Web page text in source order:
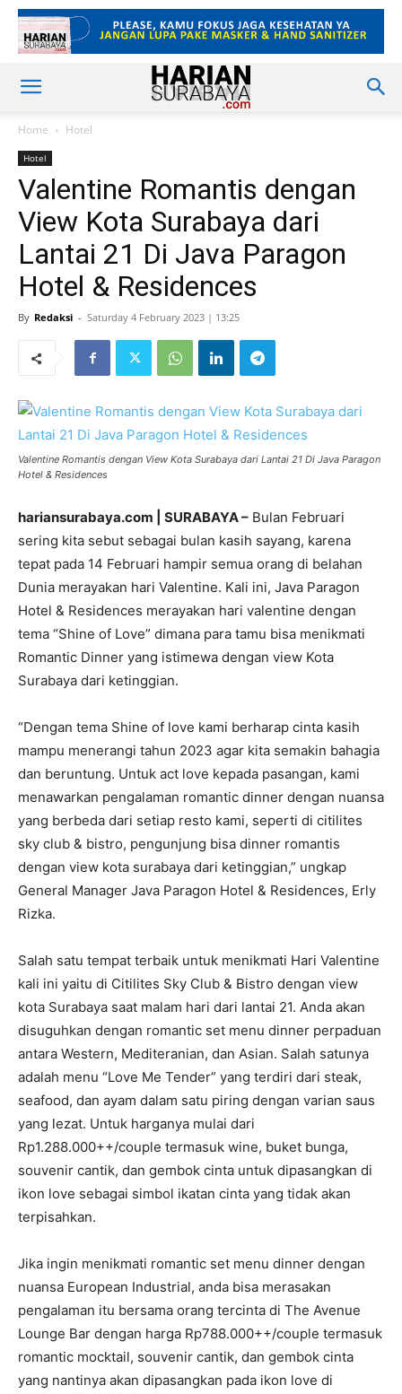
Home Hotel
Hotel
Valentine Romantis dengan
View Kota Surabaya dari
Lantai 21 Di Java Paragon
Hotel & Residences
By Redaksi - Saturday 4 February 2023 | 13:25
Valentine Romantis dengan View Kota Surabaya dari Lantai 21 Di Java Paragon
Hotel & Residences
hariansurabaya.com | SURABAYA – Bulan Februari
sering kita sebut sebagai bulan kasih sayang, karena
tepat pada 14 Februari hampir semua orang di belahan
Dunia merayakan hari Valentine. Kali ini, Java Paragon
Hotel & Residences merayakan hari valentine dengan
tema “Shine of Love” dimana para tamu bisa menikmati
Romantic Dinner yang istimewa dengan view Kota
Surabaya dari ketinggian.
“Dengan tema Shine of love kami berharap cinta kasih
mampu menerangi tahun 2023 agar kita semakin bahagia
dan beruntung. Untuk act love kepada pasangan, kami
menawarkan pengalaman romantic dinner dengan nuansa
yang berbeda dari setiap resto kami, seperti di citilites
sky club & bistro, pengunjung bisa dinner romantis
dengan view kota surabaya dari ketinggian,” ungkap
General Manager Java Paragon Hotel & Residences, Erly
Rizka.
Salah satu tempat terbaik untuk menikmati Hari Valentine
kali ini yaitu di Citilites Sky Club & Bistro dengan view
kota Surabaya saat malam hari dari lantai 21. Anda akan
disuguhkan dengan romantic set menu dinner perpaduan
antara Western, Mediteranian, dan Asian. Salah satunya
adalah menu “Love Me Tender” yang terdiri dari steak,
seafood, dan ayam dalam satu piring dengan varian saus
yang lezat. Untuk harganya mulai dari
Rp1.288.000++/couple termasuk wine, buket bunga,
souvenir cantik, dan gembok cinta untuk dipasangkan di
ikon love sebagai simbol ikatan cinta yang tidak akan
terpisahkan.
Jika ingin menikmati romantic set menu dinner dengan
nuansa European Industrial, anda bisa merasakan
pengalaman itu bersama orang tercinta di The Avenue
Lounge Bar dengan harga Rp788.000++/couple termasuk
romantic mocktail, souvenir cantik, dan gembok cinta
yang nantinya akan dipasangkan pada ikon love di